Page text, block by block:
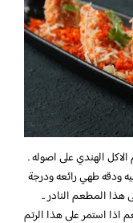
الهندي على اصوله .
ودقه طهي رائعه ودرجة
هذا المطعم النادر ..
اذا استمر على هذا الرتم